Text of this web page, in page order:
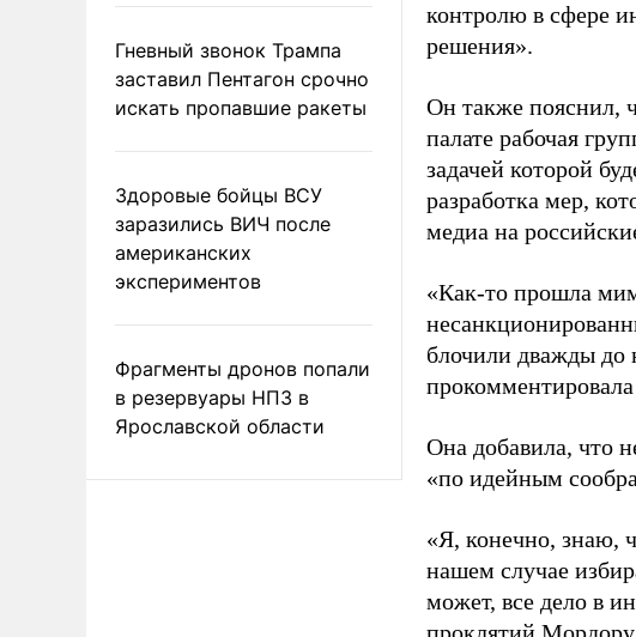
Гневный звонок Трампа
заставил Пентагон срочно
искать пропавшие ракеты
Здоровые бойцы ВСУ
заразились ВИЧ после
американских
экспериментов
Фрагменты дронов попали
в резервуары НПЗ в
Ярославской области
контролю в сфере
решения».
Он также пояснил,
палате рабочая
задачей которой
разработка мер,
медиа на
«Как-то прошла
блочили дважды до
Она добавила, что
«по идейным
«Я, конечно, знаю,
нашем случае
может, все дело в